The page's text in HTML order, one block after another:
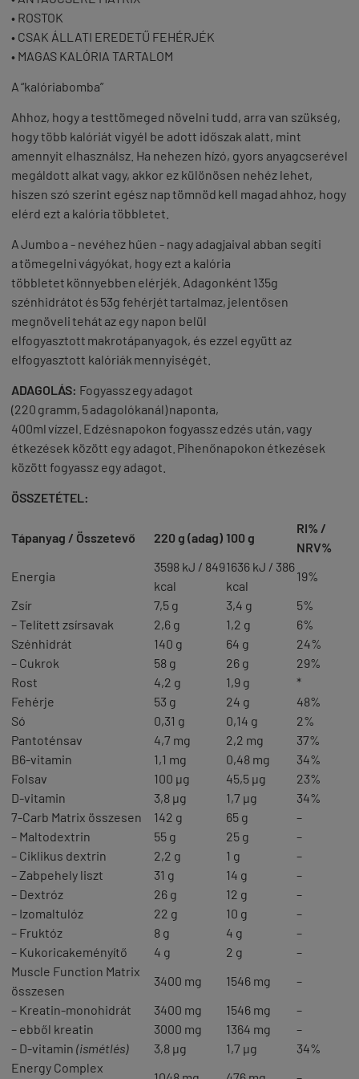
• ROSTOK
• CSAK ÁLLATI EREDETŰ FEHÉRJÉK
• MAGAS KALÓRIA TARTALOM
A “kalóriabomba”
Ahhoz, hogy a testtömeged növelni tudd, arra van szükség,
hogy több kalóriát vigyél be adott időszak alatt, mint
amennyit elhasználsz. Ha nehezen hízó, gyors anyagcserével
megáldott alkat vagy, akkor ez különösen nehéz lehet,
hiszen szó szerint egész nap tömnöd kell magad ahhoz, hogy
elérd ezt a kalória többletet.
A Jumbo a - nevéhez hűen - nagy adagjaival abban segíti
a tömegelni vágyókat, hogy ezt a kalória
többletet könnyebben elérjék. Adagonként 135g
szénhidrátot és 53g fehérjét tartalmaz, jelentősen
megnöveli tehát az egy napon belül
elfogyasztott makrotápanyagok, és ezzel együtt az
elfogyasztott kalóriák mennyiségét.
ADAGOLÁS: Fogyassz egy adagot
(220 gramm, 5 adagolókanál) naponta,
400ml vízzel. Edzésnapokon fogyassz edzés után, vagy
étkezések között egy adagot. Pihenőnapokon étkezések
között fogyassz egy adagot.
ÖSSZETÉTEL:
Tápanyag / Összetevő 220 g (adag) 100 g
RI% /
NRV%
Energia
3598 kJ / 849
kcal
1636 kJ / 386
kcal
19%
Zsír
7,5 g 3,4 g
5%
– Telített zsírsavak
2,6 g 1,2 g
6%
Szénhidrát
140 g 64 g
24%
– Cukrok
58 g 26 g
29%
Rost
4,2 g 1,9 g
*
Fehérje
53 g 24 g
48%
Só
0,31 g 0,14 g
2%
Pantoténsav
4,7 mg 2,2 mg
37%
B6-vitamin
1,1 mg 0,48 mg
34%
Folsav
100 µg 45,5 µg
23%
D-vitamin
3,8 µg 1,7 µg
34%
7-Carb Matrix összesen
142 g 65 g
–
– Maltodextrin
55 g 25 g
–
– Ciklikus dextrin
2,2 g 1 g
–
– Zabpehely liszt
31 g 14 g
–
– Dextróz
26 g 12 g
–
– Izomaltulóz
22 g 10 g
–
– Fruktóz
8 g 4 g
–
– Kukoricakeményítő
4 g 2 g
–
Muscle Function Matrix
összesen
3400 mg 1546 mg
–
– Kreatin-monohidrát
3400 mg 1546 mg
–
– ebből kreatin
3000 mg 1364 mg
–
– D-vitamin (ismétlés) 3,8 µg 1,7 µg
34%
Energy Complex